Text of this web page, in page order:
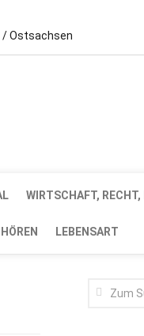
/ Ostsachsen
WIRTSCHAFT, RECHT,
HÖREN LEBENSART